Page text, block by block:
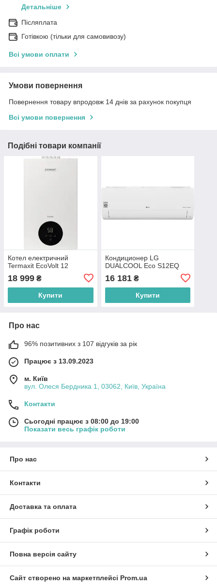
Детальніше
Післяплата
Готівкою (тільки для самовивозу)
Всі умови оплати
Умови повернення
Повернення товару впродовж 14 днів за рахунок покупця
Всі умови повернення
Подібні товари компанії
Котел електричний
Termaxit EcoVolt 12
18 999 ₴
Купити
Кондиционер LG
DUALCOOL Eco S12EQ
16 181₴
Купити
Про нас
96% позитивних з 107 відгуків за рік
Працює з 13.09.2023
м. Київ
вул. Олеся Бердника 1, 03062, Київ, Україна
Контакти
Сьогодні працює з 08:00 до 19:00
Показати весь графік роботи
Про нас
Контакти
Доставка та оплата
Графік роботи
Повна версія сайту
Сайт створено на маркетплейсі Prom.ua